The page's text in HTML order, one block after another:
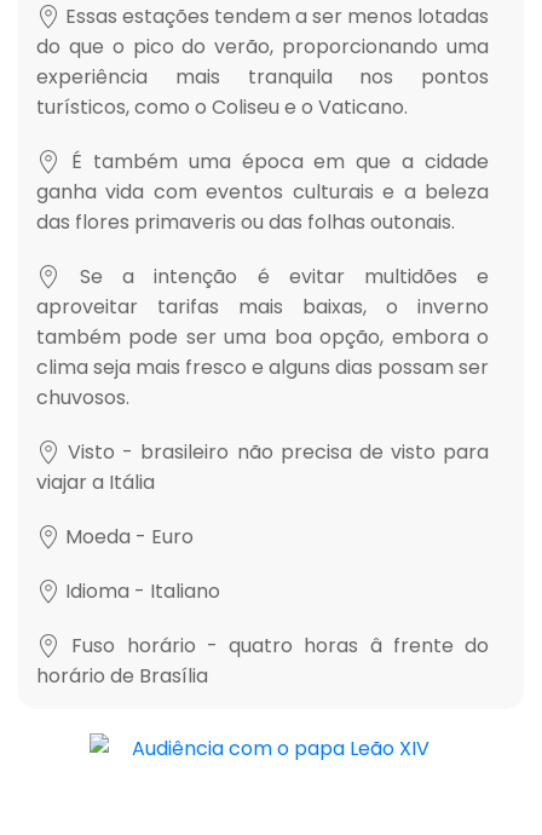
Essas estações tendem a ser menos lotadas
do que o pico do verão, proporcionando uma
experiência mais tranquila nos pontos
turísticos, como o Coliseu e o Vaticano.
É também uma época em que a cidade
ganha vida com eventos culturais e a beleza
das flores primaveris ou das folhas outonais.
Se a intenção é evitar multidões e
aproveitar tarifas mais baixas, o inverno
também pode ser uma boa opção, embora o
clima seja mais fresco e alguns dias possam ser
chuvosos.
Visto - brasileiro não precisa de visto para
viajar a Itália
Moeda - Euro
Idioma - Italiano
Fuso horário - quatro horas â frente do
horário de Brasília